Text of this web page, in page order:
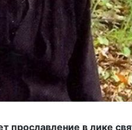
прославление в лике